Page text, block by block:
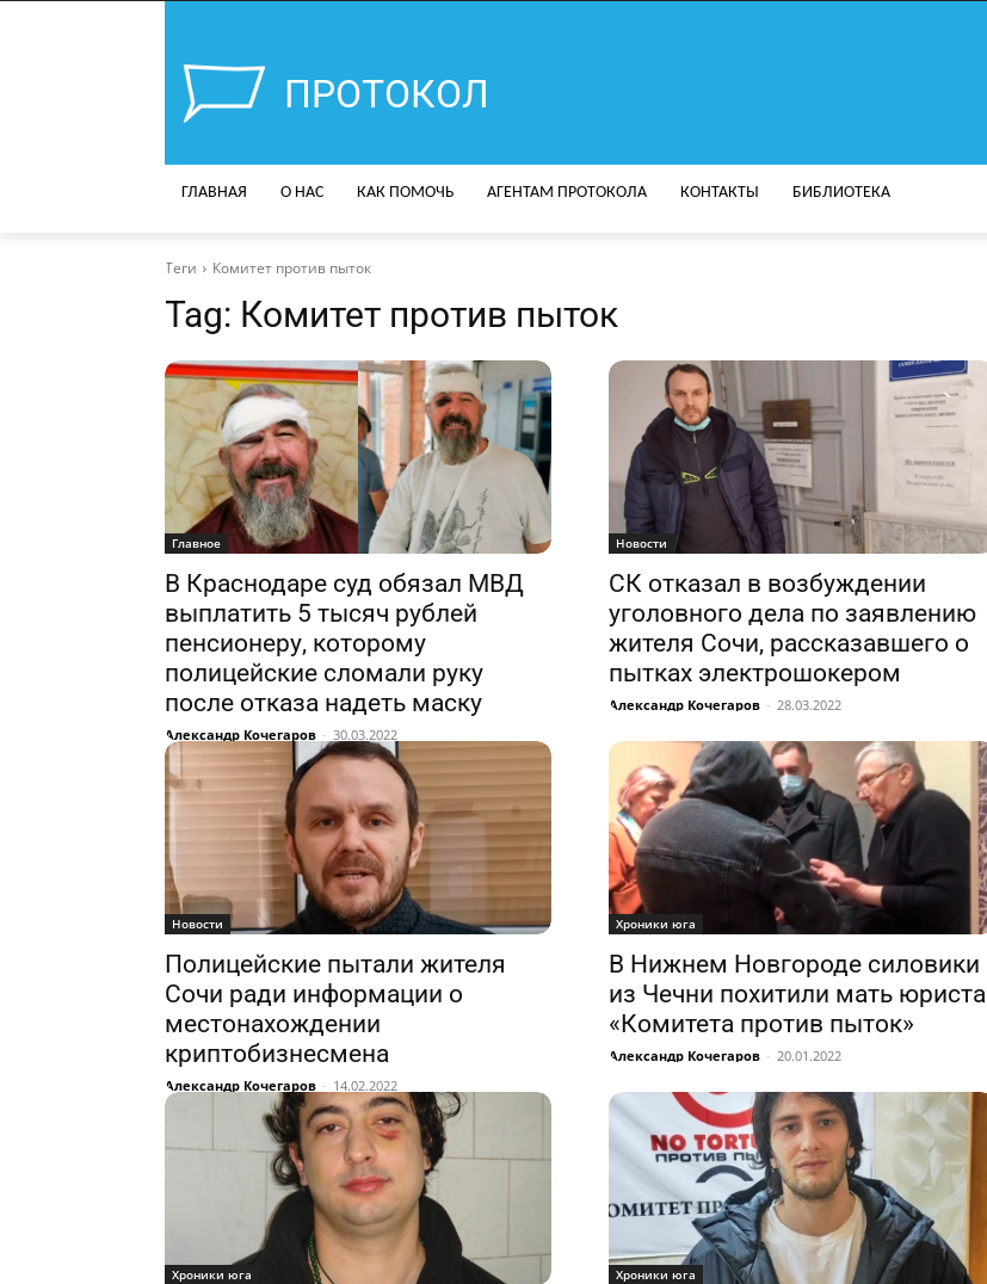
ПРОТОКОЛ
ГЛАВНАЯ О НАС КАК ПОМОЧЬ АГЕНТАМ ПРОТОКОЛА КОНТАКТЫ БИБЛИОТЕКА
Теги Комитет против пыток
Tag: Комитет против пыток
Главное
В Краснодаре суд обязал МВД
выплатить 5 тысяч рублей
пенсионеру, которому
полицейские сломали руку
после отказа надеть маску
Александр Кочегаров - 30.03.2022
Новости
СК отказал в возбуждении
уголовного дела по заявлению
жителя Сочи, рассказавшего о
пытках электрошокером
Александр Кочегаров - 28.03.2022
Новости
Полицейские пытали жителя
Сочи ради информации о
местонахождении
криптобизнесмена
Александр Кочегаров - 14.02.2022
Хроники юга
В Нижнем Новгороде силовики
из Чечни похитили мать юриста
«Комитета против пыток»
Александр Кочегаров - 20.01.2022
Хроники юга Хроники юга